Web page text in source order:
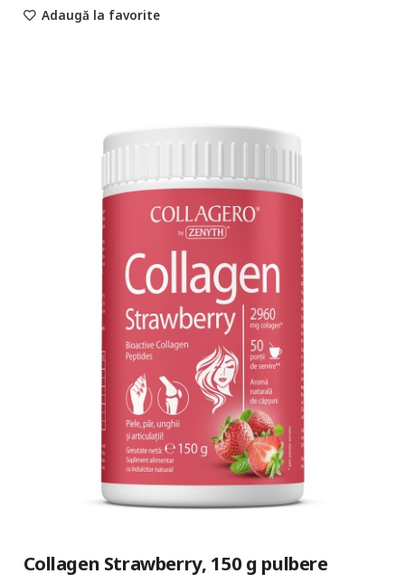
Adaugă la favorite
Collagen Strawberry, 150 g pulbere